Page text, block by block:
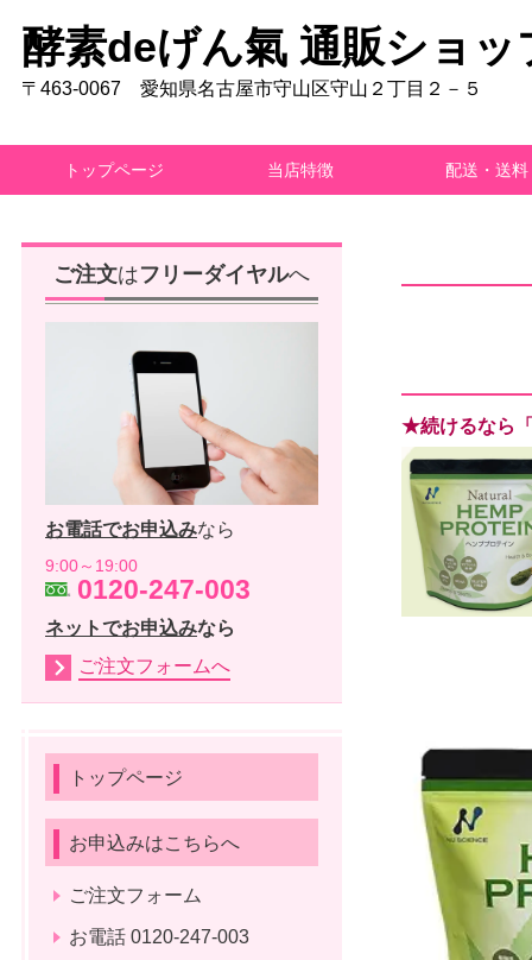
酵素deげん氣 通販ショッ
〒463-0067 愛知県名古屋市守山区守山２丁目２－５
トップページ 当店特徴 配送・送料
★続けるなら
ご注文はフリーダイヤルへ
お電話でお申込みなら
9:00～19:00
0120-247-003
ネットでお申込みなら
ご注文フォームへ
トップページ
お申込みはこちらへ
ご注文フォーム
お電話 0120-247-003